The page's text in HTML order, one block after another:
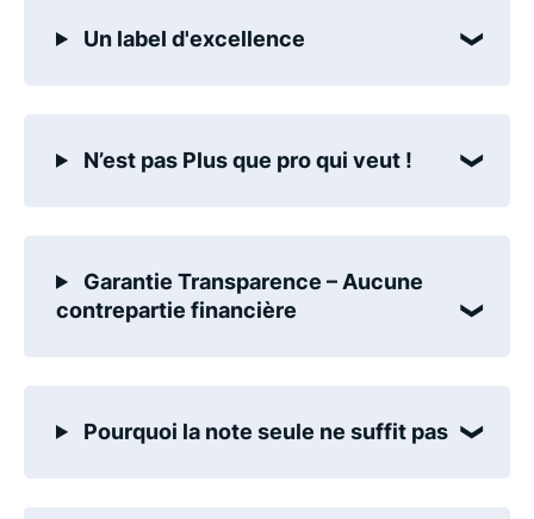
Un label d'excellence
N’est pas Plus que pro qui veut !
Garantie Transparence – Aucune
contrepartie financière
Pourquoi la note seule ne suffit pas